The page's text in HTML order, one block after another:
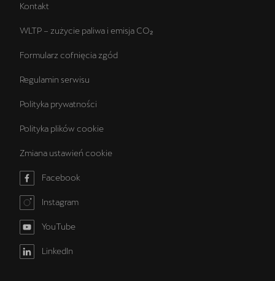
Kontakt
WLTP – zużycie paliwa i emisja CO₂
Formularz cofnięcia zgód
Regulamin serwisu
Polityka prywatności
Polityka plików cookie
Zmiana ustawień cookie
Facebook
Instagram
YouTube
LinkedIn